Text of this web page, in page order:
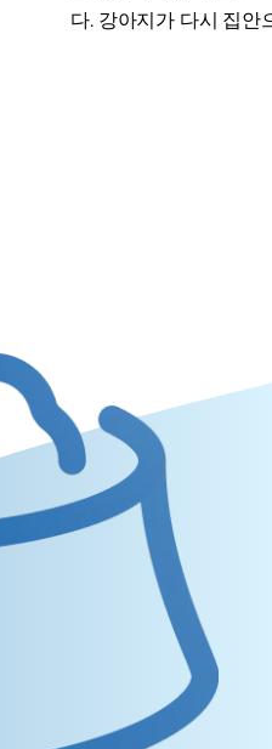
다. 강아지가 다시 집안